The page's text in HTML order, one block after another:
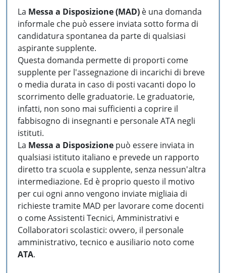
La Messa a Disposizione (MAD) è una domanda
informale che può essere inviata sotto forma di
candidatura spontanea da parte di qualsiasi
aspirante supplente.
Questa domanda permette di proporti come
supplente per l'assegnazione di incarichi di breve
o media durata in caso di posti vacanti dopo lo
scorrimento delle graduatorie. Le graduatorie,
infatti, non sono mai sufficienti a coprire il
fabbisogno di insegnanti e personale ATA negli
istituti.
La Messa a Disposizione può essere inviata in
qualsiasi istituto italiano e prevede un rapporto
diretto tra scuola e supplente, senza nessun'altra
intermediazione. Ed è proprio questo il motivo
per cui ogni anno vengono inviate migliaia di
richieste tramite MAD per lavorare come docenti
o come Assistenti Tecnici, Amministrativi e
Collaboratori scolastici: ovvero, il personale
amministrativo, tecnico e ausiliario noto come
ATA.